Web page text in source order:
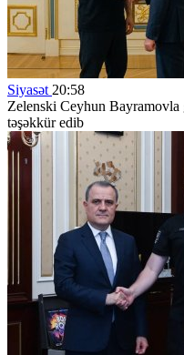
Siyasət 20:58
Zelenski Ceyhun Bayramovla
təşəkkür edib